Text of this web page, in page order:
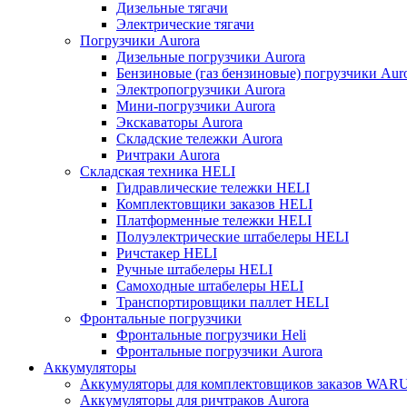
Дизельные тягачи
Электрические тягачи
Погрузчики Aurora
Дизельные погрузчики Aurora
Бензиновые (газ бензиновые) погрузчики
Электропогрузчики Aurora
Мини-погрузчики Aurora
Экскаваторы Aurora
Складские тележки Aurora
Ричтраки Aurora
Складская техника HELI
Гидравлические тележки HELI
Комплектовщики заказов HELI
Платформенные тележки HELI
Полуэлектрические штабелеры HELI
Ричстакер HELI
Ручные штабелеры HELI
Самоходные штабелеры HELI
Транспортировщики паллет HELI
Фронтальные погрузчики
Фронтальные погрузчики Heli
Фронтальные погрузчики Aurora
Аккумуляторы
Аккумуляторы для комплектовщиков заказов
Аккумуляторы для ричтраков Aurora